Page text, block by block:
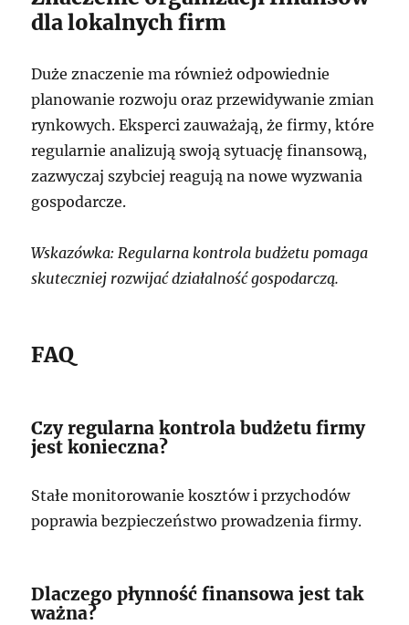
dla lokalnych firm
Duże znaczenie ma również odpowiednie
planowanie rozwoju oraz przewidywanie zmian
rynkowych. Eksperci zauważają, że firmy, które
regularnie analizują swoją sytuację finansową,
zazwyczaj szybciej reagują na nowe wyzwania
gospodarcze.
Wskazówka: Regularna kontrola budżetu pomaga
skuteczniej rozwijać działalność gospodarczą.
FAQ
Czy regularna kontrola budżetu firmy
jest konieczna?
Stałe monitorowanie kosztów i przychodów
poprawia bezpieczeństwo prowadzenia firmy.
Dlaczego płynność finansowa jest tak
ważna?